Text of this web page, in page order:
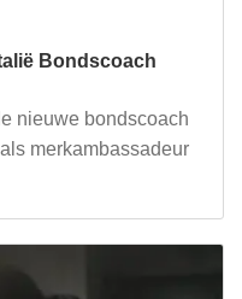
Bondscoach
nieuwe bondscoach
merkambassadeur